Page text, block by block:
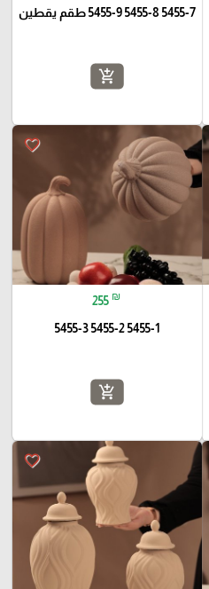
5455-7 5455-8 5455-9 طقم يقطين
add_shopping_cart
favorite_border
255 ₪
5455-1 5455-2 5455-3
add_shopping_cart
favorite_border